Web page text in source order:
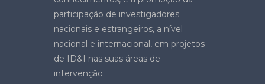
participação de investigadores
nacionais e estrangeiros, a nível
nacional e internacional, em projetos
de ID&I nas suas áreas de
intervenção.